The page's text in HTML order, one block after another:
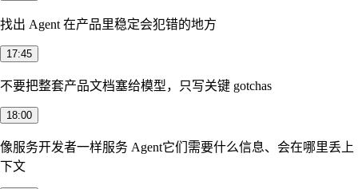
找出 Agent 在产品里稳定会犯错的地方
17:45
不要把整套产品文档塞给模型，只写关键 gotchas
18:00
像服务开发者一样服务 Agent它们需要什么信息、会在哪里丢上
下文